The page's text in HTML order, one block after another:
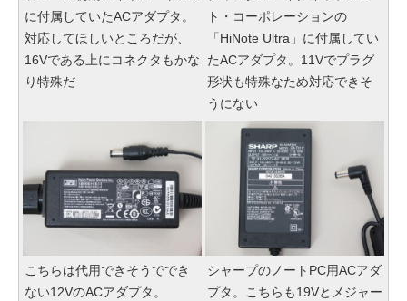
に付属していたACアダプタ。
対応してほしいところだが、
16Vである上にコネクタもかな
り特殊だ
ト・コーポレーションの
「HiNote Ultra」に付属してい
たACアダプタ。11Vでプラグ
形状も特殊なため対応できそ
うにない
こちらは代用できそうででき
ない12VのACアダプタ。
シャープのノートPC用ACアダ
プタ。こちらも19Vとメジャー